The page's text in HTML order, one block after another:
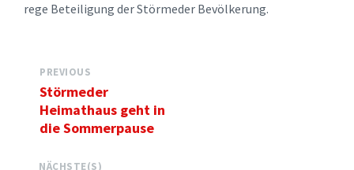
rege Beteiligung der Störmeder Bevölkerung.
PREVIOUS
Störmeder
Heimathaus geht in
die Sommerpause
NÄCHSTE(S)